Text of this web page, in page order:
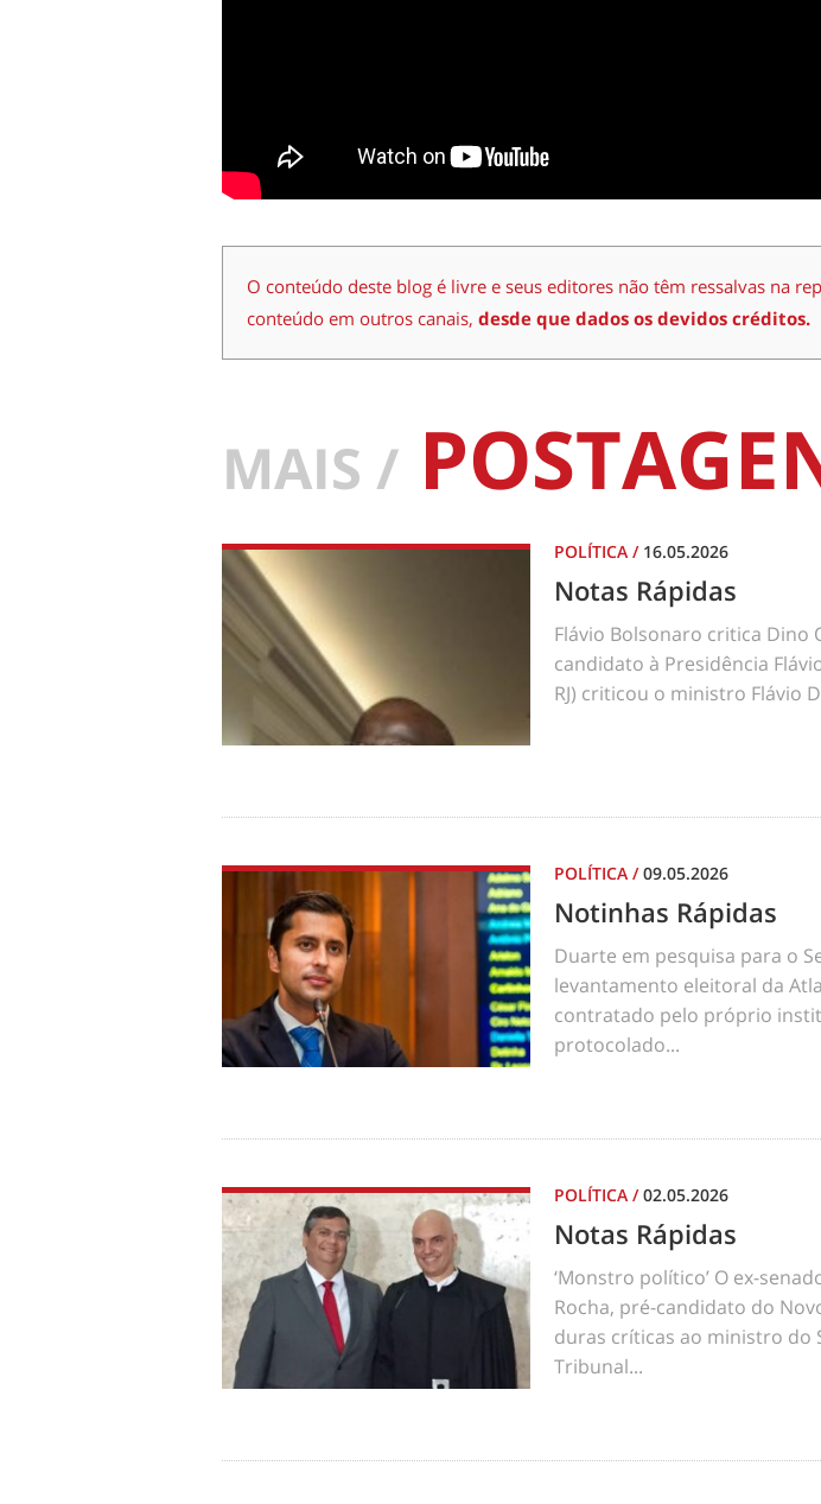
O conteúdo deste blog é livre e seus editores não têm ressalvas na
conteúdo em outros canais, desde que dados os devidos créditos.
MAIS /
POLÍTICA / 16.05.2026
Notas Rápidas
Flávio Bolsonaro critica Dino
candidato à Presidência
RJ) criticou o ministro Flávio
POLÍTICA /09.05.2026
Notinhas Rápidas
Duarte em pesquisa para o
levantamento eleitoral da
contratado pelo próprio
protocolado...
POLÍTICA /02.05.2026
Notas Rápidas
‘Monstro político’ O ex-
Rocha, pré-candidato do
duras críticas ao ministro do
Tribunal...